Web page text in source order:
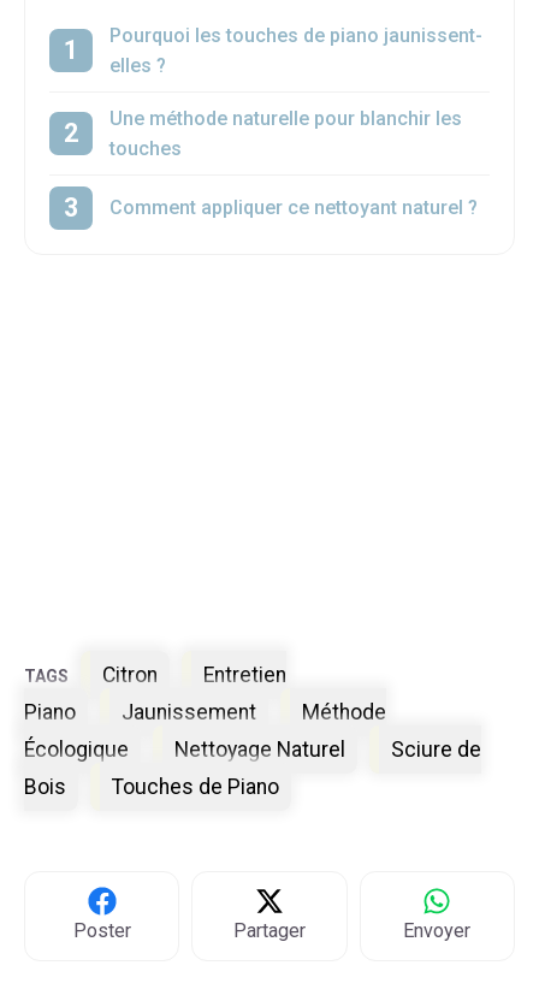
Pourquoi les touches de piano jaunissent-
elles ?
Une méthode naturelle pour blanchir les
touches
Comment appliquer ce nettoyant naturel ?
Étiquettes
Citron
Entretien
Piano
Jaunissement
Méthode
Écologique
Nettoyage Naturel
Sciure de
Bois
Touches de Piano
Poster Partager Envoyer